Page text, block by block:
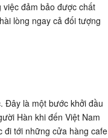
đảm bảo được chất
lòng ngay cả đối tượng
Đây là một bước khởi đầu
Hàn khi đến Việt Nam
đi tới những cửa hàng cafe